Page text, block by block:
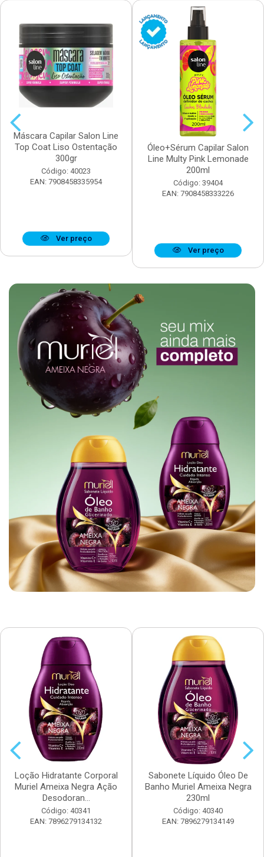
Máscara Capilar Salon Line
Top Coat Liso Ostentação
300gr
Código: 40023
EAN: 7908458335954
Ver preço
Óleo+Sérum Capilar Salon
Line Multy Pink Lemonade
200ml
Código: 39404
EAN: 7908458333226
Ver preço
Loção Hidratante Corporal
Muriel Ameixa Negra Ação
Desodoran...
Código: 40341
EAN: 7896279134132
Sabonete Líquido Óleo De
Banho Muriel Ameixa Negra
230ml
Código: 40340
EAN: 7896279134149